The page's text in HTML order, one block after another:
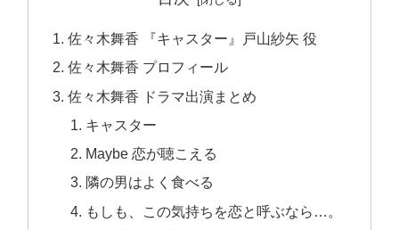
佐々木舞香 『キャスター』戸山紗矢 役
佐々木舞香 プロフィール
佐々木舞香 ドラマ出演まとめ
キャスター
Maybe 恋が聴こえる
隣の男はよく食べる
もしも、この気持ちを恋と呼ぶなら…。